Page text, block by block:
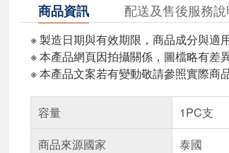
商品資訊 配送及售後服務說
※ 製造日期與有效期限，商品成分與適
※ 本產品網頁因拍攝關係，圖檔略有差
※ 本產品文案若有變動敬請參照實際商
容量
1PC支
商品來源國家
泰國